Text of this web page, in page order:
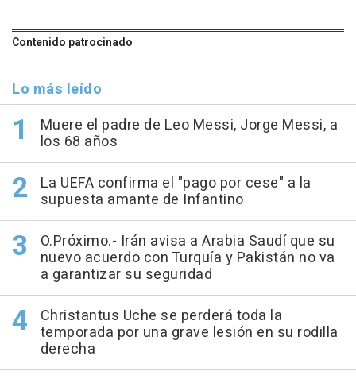
Contenido patrocinado
Lo más leído
Muere el padre de Leo Messi, Jorge Messi, a
los 68 años
La UEFA confirma el "pago por cese" a la
supuesta amante de Infantino
O.Próximo.- Irán avisa a Arabia Saudí que su
nuevo acuerdo con Turquía y Pakistán no va
a garantizar su seguridad
Christantus Uche se perderá toda la
temporada por una grave lesión en su rodilla
derecha